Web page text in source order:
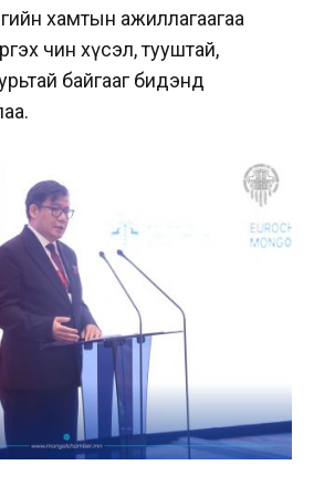
хамтын ажиллагаагаа
чин хүсэл, тууштай,
байгааг бидэнд